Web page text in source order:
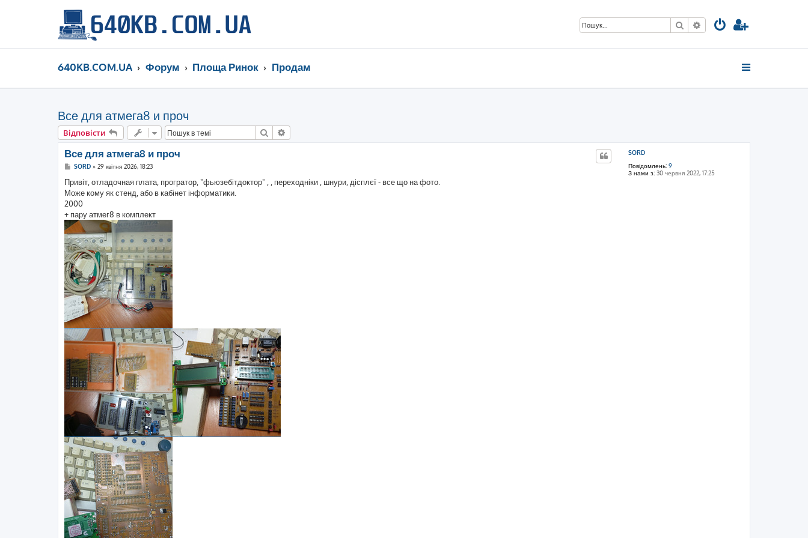
ПошукРозширений пошук
640KB.COM.UA Форум Площа Ринок Продам
Все для атмега8 и проч
Відповісти Пошук
SORD
Повідомлень: 9
З нами з: 30 червня 2022, 17:25
Все для атмега8 и проч
П
в
і
д
о
м
л
е
н
я
SORD» 29 квітня 2026, 18:23
Привіт, отладочная плата, програтор, "фьюзебітдоктор" , , переходніки , шнури, дісплєї - все що на фото.
Може кому як стенд, або в кабінет інформатики.
2000
+ пару атмег8 в комплект